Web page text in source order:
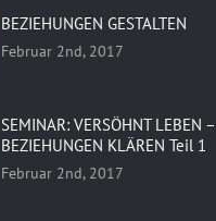
BEZIEHUNGEN GESTALTEN
Februar 2nd, 2017
SEMINAR: VERSÖHNT LEBEN –
BEZIEHUNGEN KLÄREN Teil 1
Februar 2nd, 2017